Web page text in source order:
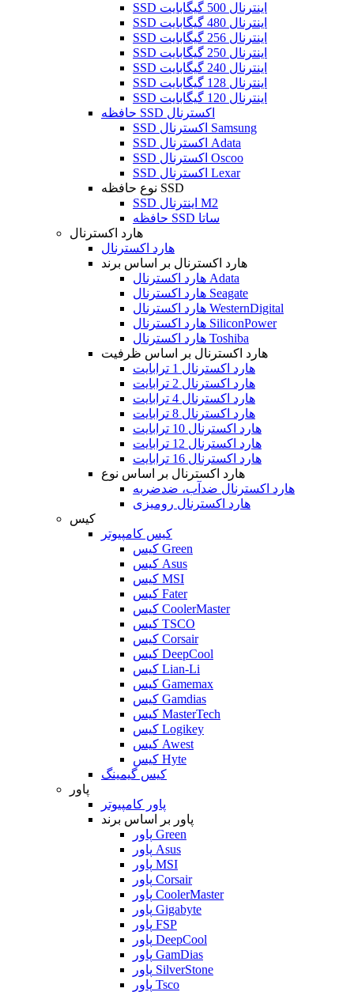
SSD اینترنال 500 گیگابایت
SSD اینترنال 480 گیگابایت
SSD اینترنال 256 گیگابایت
SSD اینترنال 250 گیگابایت
SSD اینترنال 240 گیگابایت
SSD اینترنال 128 گیگابایت
SSD اینترنال 120 گیگابایت
حافظه SSD اکسترنال
SSD اکسترنال Samsung
SSD اکسترنال Adata
SSD اکسترنال Oscoo
SSD اکسترنال Lexar
نوع حافظه SSD
SSD اینترنال M2
حافظه SSD ساتا
هارد اکسترنال
هارد اکسترنال
هارد اکسترنال بر اساس برند
هارد اکسترنال Adata
هارد اکسترنال Seagate
هارد اکسترنال WesternDigital
هارد اکسترنال SiliconPower
هارد اکسترنال Toshiba
هارد اکسترنال بر اساس ظرفیت
هارد اکسترنال 1 ترابایت
هارد اکسترنال 2 ترابایت
هارد اکسترنال 4 ترابایت
هارد اکسترنال 8 ترابایت
هارد اکسترنال 10 ترابایت
هارد اکسترنال 12 ترابایت
هارد اکسترنال 16 ترابایت
هارد اکسترنال بر اساس نوع
هارد اکسترنال ضدآب، ضدضربه
هارد اکسترنال رومیزی
کیس
کیس کامپیوتر
کیس Green
کیس Asus
کیس MSI
کیس Fater
کیس CoolerMaster
کیس TSCO
کیس Corsair
کیس DeepCool
کیس Lian-Li
کیس Gamemax
کیس Gamdias
کیس MasterTech
کیس Logikey
کیس Awest
کیس Hyte
کیس گیمینگ
پاور
پاور کامپیوتر
پاور بر اساس برند
پاور Green
پاور Asus
پاور MSI
پاور Corsair
پاور CoolerMaster
پاور Gigabyte
پاور FSP
پاور DeepCool
پاور GamDias
پاور SilverStone
پاور Tsco